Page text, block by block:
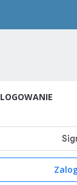
LOGOWANIE